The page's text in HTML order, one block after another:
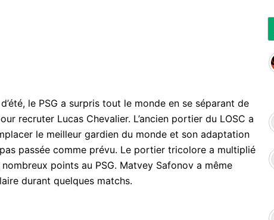
le PSG a surpris tout le monde en se séparant de
recruter Lucas Chevalier. L’ancien portier du LOSC a
le meilleur gardien du monde et son adaptation
passée comme prévu. Le portier tricolore a multiplié
points au PSG. Matvey Safonov a même
durant quelques matchs.